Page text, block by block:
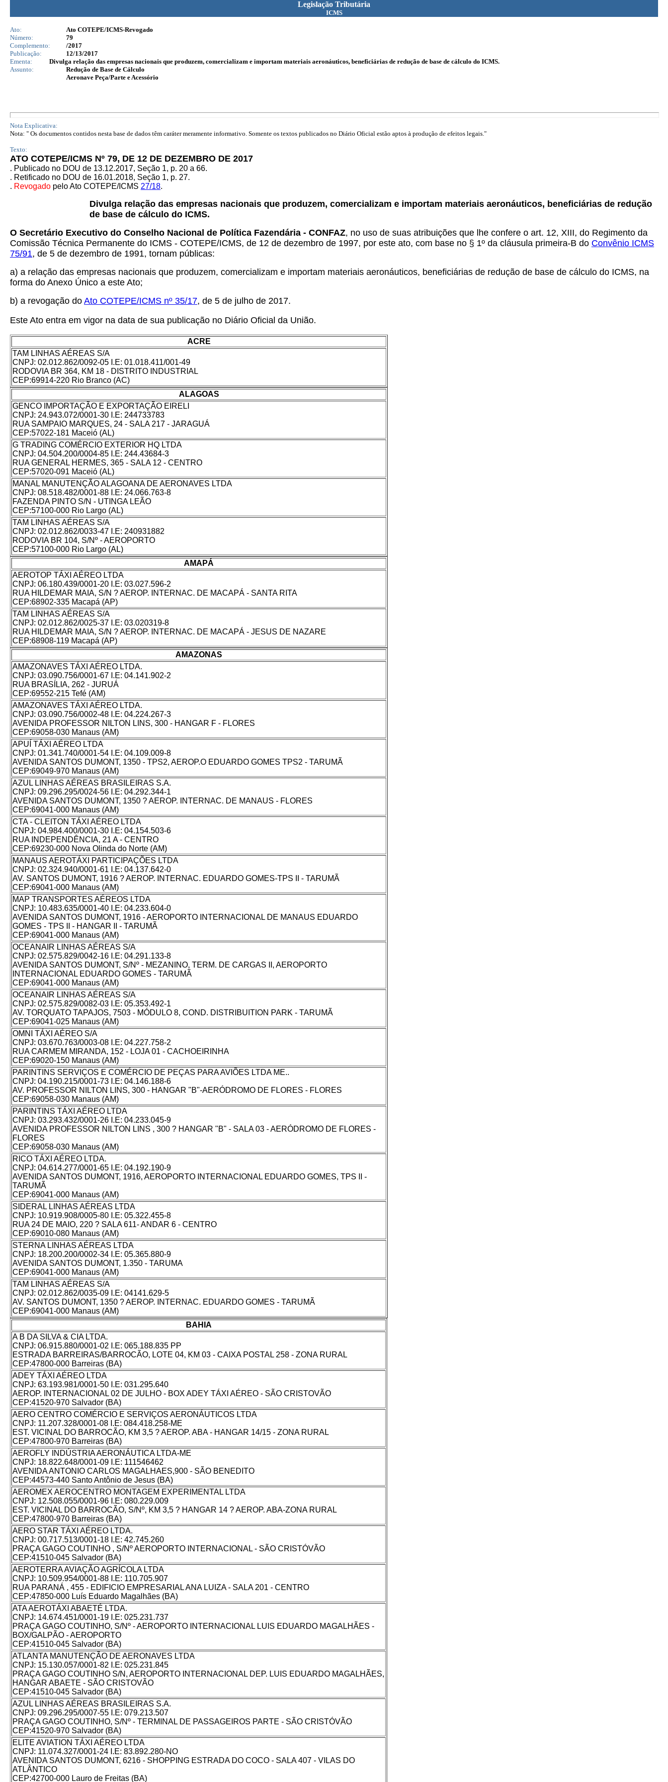
Legislação Tributária
ICMS
Ato:
Ato COTEPE/ICMS-Revogado
Número:
79
Complemento:
/2017
Publicação:
12/13/2017
Ementa:
Divulga relação das empresas nacionais que produzem, comercializam e importam materiais aeronáuticos, beneficiárias de redução de base de cálculo do ICMS.
Assunto:
Redução de Base de Cálculo
Aeronave Peça/Parte e Acessório
Nota Explicativa:
Nota: " Os documentos contidos nesta base de dados têm caráter meramente informativo. Somente os textos publicados no Diário Oficial estão aptos à produção de efeitos legais."
Texto:
ATO COTEPE/ICMS Nº 79, DE 12 DE DEZEMBRO DE 2017
. Publicado no DOU de 13.12.2017, Seção 1, p. 20 a 66.
. Retificado no DOU de 16.01.2018, Seção 1, p. 27.
. Revogado pelo Ato COTEPE/ICMS 27/18.
Divulga relação das empresas nacionais que produzem, comercializam e importam materiais aeronáuticos, beneficiárias de redução
de base de cálculo do ICMS.
O Secretário Executivo do Conselho Nacional de Política Fazendária - CONFAZ, no uso de suas atribuições que lhe confere o art. 12, XIII, do Regimento da
Comissão Técnica Permanente do ICMS - COTEPE/ICMS, de 12 de dezembro de 1997, por este ato, com base no § 1º da cláusula primeira-B do Convênio ICMS
75/91, de 5 de dezembro de 1991, tornam públicas:
a) a relação das empresas nacionais que produzem, comercializam e importam materiais aeronáuticos, beneficiárias de redução de base de cálculo do ICMS, na
forma do Anexo Único a este Ato;
b) a revogação do Ato COTEPE/ICMS nº 35/17, de 5 de julho de 2017.
Este Ato entra em vigor na data de sua publicação no Diário Oficial da União.
ACRE
TAM LINHAS AÉREAS S/A
CNPJ: 02.012.862/0092-05 I.E: 01.018.411/001-49
RODOVIA BR 364, KM 18 - DISTRITO INDUSTRIAL
CEP:69914-220 Rio Branco (AC)
ALAGOAS
GENCO IMPORTAÇÃO E EXPORTAÇÃO EIRELI
CNPJ: 24.943.072/0001-30 I.E: 244733783
RUA SAMPAIO MARQUES, 24 - SALA 217 - JARAGUÁ
CEP:57022-181 Maceió (AL)
G TRADING COMÉRCIO EXTERIOR HQ LTDA
CNPJ: 04.504.200/0004-85 I.E: 244.43684-3
RUA GENERAL HERMES, 365 - SALA 12 - CENTRO
CEP:57020-091 Maceió (AL)
MANAL MANUTENÇÃO ALAGOANA DE AERONAVES LTDA
CNPJ: 08.518.482/0001-88 I.E: 24.066.763-8
FAZENDA PINTO S/N - UTINGA LEÃO
CEP:57100-000 Rio Largo (AL)
TAM LINHAS AÉREAS S/A
CNPJ: 02.012.862/0033-47 I.E: 240931882
RODOVIA BR 104, S/Nº - AEROPORTO
CEP:57100-000 Rio Largo (AL)
AMAPÁ
AEROTOP TÁXI AÉREO LTDA
CNPJ: 06.180.439/0001-20 I.E: 03.027.596-2
RUA HILDEMAR MAIA, S/N ? AEROP. INTERNAC. DE MACAPÁ - SANTA RITA
CEP:68902-335 Macapá (AP)
TAM LINHAS AÉREAS S/A
CNPJ: 02.012.862/0025-37 I.E: 03.020319-8
RUA HILDEMAR MAIA, S/N ? AEROP. INTERNAC. DE MACAPÁ - JESUS DE NAZARE
CEP:68908-119 Macapá (AP)
AMAZONAS
AMAZONAVES TÁXI AÉREO LTDA.
CNPJ: 03.090.756/0001-67 I.E: 04.141.902-2
RUA BRASÍLIA, 262 - JURUÁ
CEP:69552-215 Tefé (AM)
AMAZONAVES TÁXI AÉREO LTDA.
CNPJ: 03.090.756/0002-48 I.E: 04.224.267-3
AVENIDA PROFESSOR NILTON LINS, 300 - HANGAR F - FLORES
CEP:69058-030 Manaus (AM)
APUÍ TÁXI AÉREO LTDA
CNPJ: 01.341.740/0001-54 I.E: 04.109.009-8
AVENIDA SANTOS DUMONT, 1350 - TPS2, AEROP.O EDUARDO GOMES TPS2 - TARUMÃ
CEP:69049-970 Manaus (AM)
AZUL LINHAS AÉREAS BRASILEIRAS S.A.
CNPJ: 09.296.295/0024-56 I.E: 04.292.344-1
AVENIDA SANTOS DUMONT, 1350 ? AEROP. INTERNAC. DE MANAUS - FLORES
CEP:69041-000 Manaus (AM)
CTA - CLEITON TÁXI AÉREO LTDA
CNPJ: 04.984.400/0001-30 I.E: 04.154.503-6
RUA INDEPENDÊNCIA, 21 A - CENTRO
CEP:69230-000 Nova Olinda do Norte (AM)
MANAUS AEROTÁXI PARTICIPAÇÕES LTDA
CNPJ: 02.324.940/0001-61 I.E: 04.137.642-0
AV. SANTOS DUMONT, 1916 ? AEROP. INTERNAC. EDUARDO GOMES-TPS II - TARUMÃ
CEP:69041-000 Manaus (AM)
MAP TRANSPORTES AÉREOS LTDA
CNPJ: 10.483.635/0001-40 I.E: 04.233.604-0
AVENIDA SANTOS DUMONT, 1916 - AEROPORTO INTERNACIONAL DE MANAUS EDUARDO
GOMES - TPS II - HANGAR II - TARUMÃ
CEP:69041-000 Manaus (AM)
OCEANAIR LINHAS AÉREAS S/A
CNPJ: 02.575.829/0042-16 I.E: 04.291.133-8
AVENIDA SANTOS DUMONT, S/Nº - MEZANINO, TERM. DE CARGAS II, AEROPORTO
INTERNACIONAL EDUARDO GOMES - TARUMÃ
CEP:69041-000 Manaus (AM)
OCEANAIR LINHAS AÉREAS S/A
CNPJ: 02.575.829/0082-03 I.E: 05.353.492-1
AV. TORQUATO TAPAJOS, 7503 - MÓDULO 8, COND. DISTRIBUITION PARK - TARUMÃ
CEP:69041-025 Manaus (AM)
OMNI TÁXI AÉREO S/A
CNPJ: 03.670.763/0003-08 I.E: 04.227.758-2
RUA CARMEM MIRANDA, 152 - LOJA 01 - CACHOEIRINHA
CEP:69020-150 Manaus (AM)
PARINTINS SERVIÇOS E COMÉRCIO DE PEÇAS PARA AVIÕES LTDA ME..
CNPJ: 04.190.215/0001-73 I.E: 04.146.188-6
AV. PROFESSOR NILTON LINS, 300 - HANGAR "B"-AERÓDROMO DE FLORES - FLORES
CEP:69058-030 Manaus (AM)
PARINTINS TÁXI AÉREO LTDA
CNPJ: 03.293.432/0001-26 I.E: 04.233.045-9
AVENIDA PROFESSOR NILTON LINS , 300 ? HANGAR "B" - SALA 03 - AERÓDROMO DE FLORES -
FLORES
CEP:69058-030 Manaus (AM)
RICO TÁXI AÉREO LTDA.
CNPJ: 04.614.277/0001-65 I.E: 04.192.190-9
AVENIDA SANTOS DUMONT, 1916, AEROPORTO INTERNACIONAL EDUARDO GOMES, TPS II -
TARUMÃ
CEP:69041-000 Manaus (AM)
SIDERAL LINHAS AÉREAS LTDA
CNPJ: 10.919.908/0005-80 I.E: 05.322.455-8
RUA 24 DE MAIO, 220 ? SALA 611- ANDAR 6 - CENTRO
CEP:69010-080 Manaus (AM)
STERNA LINHAS AÉREAS LTDA
CNPJ: 18.200.200/0002-34 I.E: 05.365.880-9
AVENIDA SANTOS DUMONT, 1.350 - TARUMA
CEP:69041-000 Manaus (AM)
TAM LINHAS AÉREAS S/A
CNPJ: 02.012.862/0035-09 I.E: 04141.629-5
AV. SANTOS DUMONT, 1350 ? AEROP. INTERNAC. EDUARDO GOMES - TARUMÃ
CEP:69041-000 Manaus (AM)
BAHIA
A B DA SILVA & CIA LTDA.
CNPJ: 06.915.880/0001-02 I.E: 065.188.835 PP
ESTRADA BARREIRAS/BARROCÃO, LOTE 04, KM 03 - CAIXA POSTAL 258 - ZONA RURAL
CEP:47800-000 Barreiras (BA)
ADEY TÁXI AÉREO LTDA
CNPJ: 63.193.981/0001-50 I.E: 031.295.640
AEROP. INTERNACIONAL 02 DE JULHO - BOX ADEY TÁXI AÉREO - SÃO CRISTOVÃO
CEP:41520-970 Salvador (BA)
AERO CENTRO COMÉRCIO E SERVIÇOS AERONÁUTICOS LTDA
CNPJ: 11.207.328/0001-08 I.E: 084.418.258-ME
EST. VICINAL DO BARROCÃO, KM 3,5 ? AEROP. ABA - HANGAR 14/15 - ZONA RURAL
CEP:47800-970 Barreiras (BA)
AEROFLY INDÚSTRIA AERONÁUTICA LTDA-ME
CNPJ: 18.822.648/0001-09 I.E: 111546462
AVENIDA ANTONIO CARLOS MAGALHAES,900 - SÃO BENEDITO
CEP:44573-440 Santo Antônio de Jesus (BA)
AEROMEX AEROCENTRO MONTAGEM EXPERIMENTAL LTDA
CNPJ: 12.508.055/0001-96 I.E: 080.229.009
EST. VICINAL DO BARROCÃO, S/Nº, KM 3,5 ? HANGAR 14 ? AEROP. ABA-ZONA RURAL
CEP:47800-970 Barreiras (BA)
AERO STAR TÁXI AÉREO LTDA.
CNPJ: 00.717.513/0001-18 I.E: 42.745.260
PRAÇA GAGO COUTINHO , S/Nº AEROPORTO INTERNACIONAL - SÃO CRISTÓVÃO
CEP:41510-045 Salvador (BA)
AEROTERRA AVIAÇÃO AGRÍCOLA LTDA
CNPJ: 10.509.954/0001-88 I.E: 110.705.907
RUA PARANÁ , 455 - EDIFICIO EMPRESARIAL ANA LUIZA - SALA 201 - CENTRO
CEP:47850-000 Luís Eduardo Magalhães (BA)
ATA AEROTÁXI ABAETÉ LTDA.
CNPJ: 14.674.451/0001-19 I.E: 025.231.737
PRAÇA GAGO COUTINHO, S/Nº - AEROPORTO INTERNACIONAL LUIS EDUARDO MAGALHÃES -
BOX/GALPÃO - AEROPORTO
CEP:41510-045 Salvador (BA)
ATLANTA MANUTENÇÃO DE AERONAVES LTDA
CNPJ: 15.130.057/0001-82 I.E: 025.231.845
PRAÇA GAGO COUTINHO S/N, AEROPORTO INTERNACIONAL DEP. LUIS EDUARDO MAGALHÃES,
HANGAR ABAETE - SÃO CRISTOVÃO
CEP:41510-045 Salvador (BA)
AZUL LINHAS AÉREAS BRASILEIRAS S.A.
CNPJ: 09.296.295/0007-55 I.E: 079.213.507
PRAÇA GAGO COUTINHO, S/Nº - TERMINAL DE PASSAGEIROS PARTE - SÃO CRISTÓVÃO
CEP:41520-970 Salvador (BA)
ELITE AVIATION TÁXI AÉREO LTDA
CNPJ: 11.074.327/0001-24 I.E: 83.892.280-NO
AVENIDA SANTOS DUMONT, 6216 - SHOPPING ESTRADA DO COCO - SALA 407 - VILAS DO
ATLÂNTICO
CEP:42700-000 Lauro de Freitas (BA)